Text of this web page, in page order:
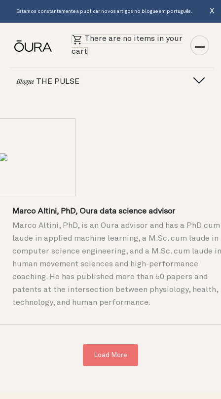
Estamos constantemente a publicar novos artigos no blogue em português. X
There are no items in your
cart
BlogueTHE PULSE
Marco Altini, PhD, Oura data science advisor
Marco Altini, PhD, is an Oura advisor and has a PhD cum
laude in applied machine learning, a M.Sc. cum laude in
computer science engineering, and a M.Sc. cum laude in
human movement sciences and high-performance
coaching. He has published more than 50 papers and
patents at the intersection between physiology, health,
technology, and human performance.
Load More